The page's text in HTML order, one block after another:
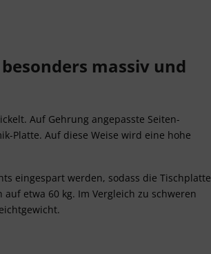
massiv und
Auf Gehrung angepasste Seiten-
Platte. Auf diese Weise wird eine hohe
eingespart werden, sodass die Tischplatte
etwa 60 kg. Im Vergleich zu schweren